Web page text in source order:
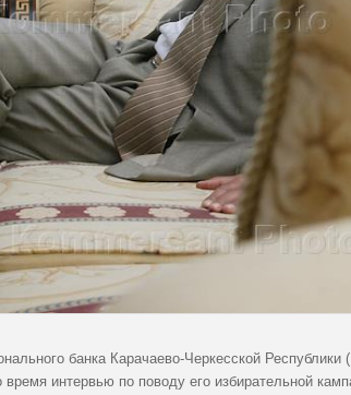
банка Карачаево-Черкесской
интервью по поводу его избирательной